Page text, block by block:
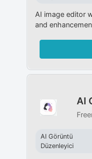
AI image editor
and
AI
AI Görüntü
Düzenleyici